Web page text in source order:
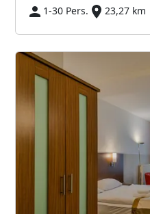
1-30 Pers.
23,27 km